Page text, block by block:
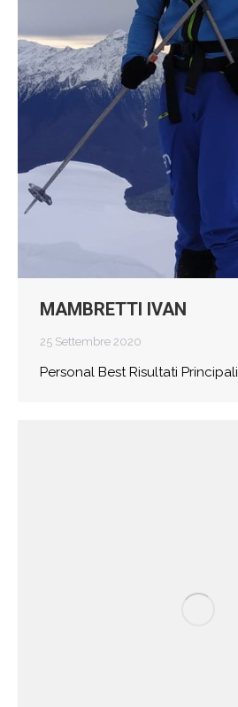
MAMBRETTI IVAN
25 Settembre 2020
Personal Best Risultati Principali